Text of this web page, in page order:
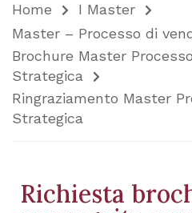
Home
I Master
Master – Processo di
Brochure Master
Strategica
Ringraziamento Master
Strategica
Richiesta